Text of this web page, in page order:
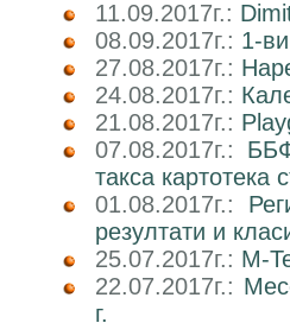
11.09.2017г.:
08.09.2017г.: 1-
27.08.2017г.:
24.08.2017г.:
21.08.2017г.:
07.08.2017г.:
такса картотека
01.08.2017г.:
резултати и
25.07.2017г.: M-
22.07.2017г.:
г.